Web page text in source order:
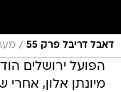
דאבל דריבל פרק 55 /
הפועל ירושלים
מיונתן אלון,